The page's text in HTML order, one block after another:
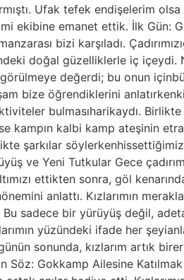
Ufak tefek endişelerim
ekibine emanet ettik. İlk Gün:
bizi karşıladı.
doğal güzelliklerle iç içeydi.
değerdi; bu onun
bize öğrendiklerini
bulmasıharikaydı. Birlikte
kampın kalbi kamp ateşinin
şarkılar
ve Yeni Tutkular Gece
ettikten sonra, göl
anlattı. Kızlarımın
sadece bir yürüyüş değil,
yüzündeki ifade her
sonunda, kızlarım artık
Söz: Gokkamp Ailesine